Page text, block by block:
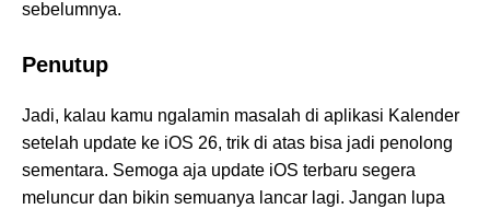
sebelumnya.
Penutup
Jadi, kalau kamu ngalamin masalah di aplikasi Kalender
setelah update ke iOS 26, trik di atas bisa jadi penolong
sementara. Semoga aja update iOS terbaru segera
meluncur dan bikin semuanya lancar lagi. Jangan lupa